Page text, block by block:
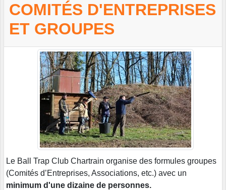
COMITÉS D'ENTREPRISES
ET GROUPES
Le Ball Trap Club Chartrain organise des formules groupes
(Comités d’Entreprises, Associations, etc.) avec un
minimum d'une dizaine de personnes.